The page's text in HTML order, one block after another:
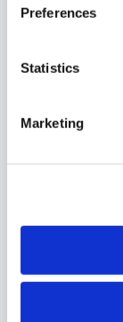
Preferences
Statistics
Marketing